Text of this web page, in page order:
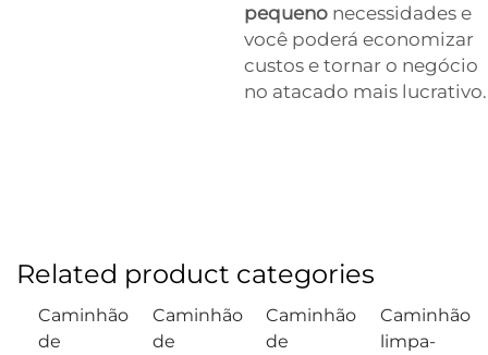
pequeno necessidades e
você poderá economizar
custos e tornar o negócio
no atacado mais lucrativo.
Related product categories
Caminhão
de
Caminhão
de
Caminhão
de
Caminhão
limpa-